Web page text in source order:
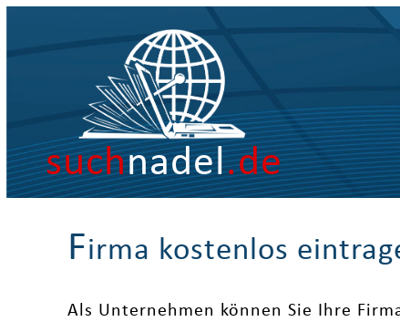
suchnadel.de
Firma kostenlos
Als Unternehmen können Sie Ihre